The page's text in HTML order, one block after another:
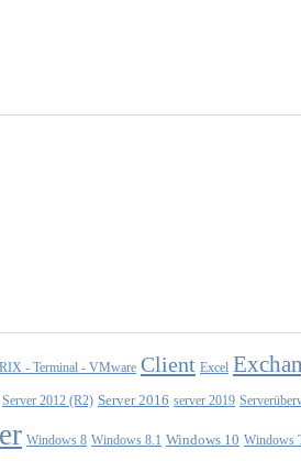
- Terminal - VMware Client Excel
Server 2012 (R2) Server 2016 server 2019
Windows 8 Windows 8.1 Windows 10 Windows